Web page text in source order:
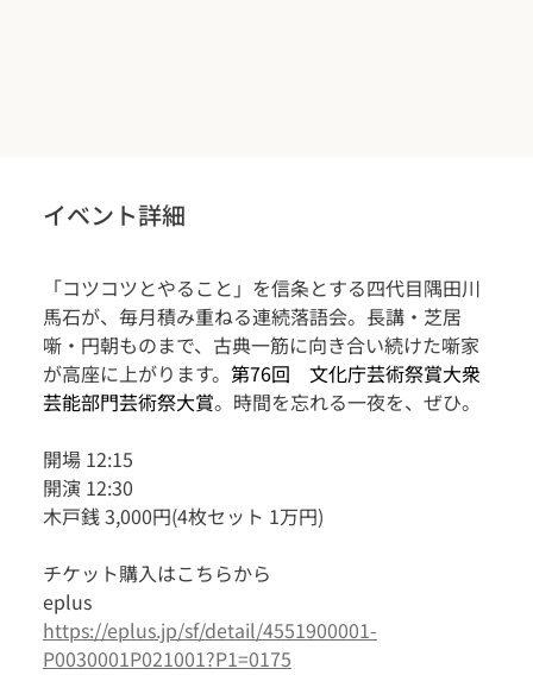
イベント詳細
「コツコツとやること」を信条とする四代目隅田川
馬石が、毎月積み重ねる連続落語会。長講・芝居
噺・円朝ものまで、古典一筋に向き合い続けた噺家
が高座に上がります。 第76回　文化庁芸術祭賞大衆
芸能部門芸術祭大賞。時間を忘れる一夜を、ぜひ。
開場 12:15
開演 12:30
木戸銭 3,000円(4枚セット 1万円)
チケット購入はこちらから
eplus
https://eplus.jp/sf/detail/4551900001-
P0030001P021001?P1=0175